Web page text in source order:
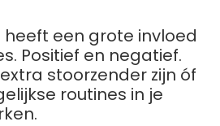
heeft een grote invloed
Positief en negatief.
stoorzender zijn óf
routines in je